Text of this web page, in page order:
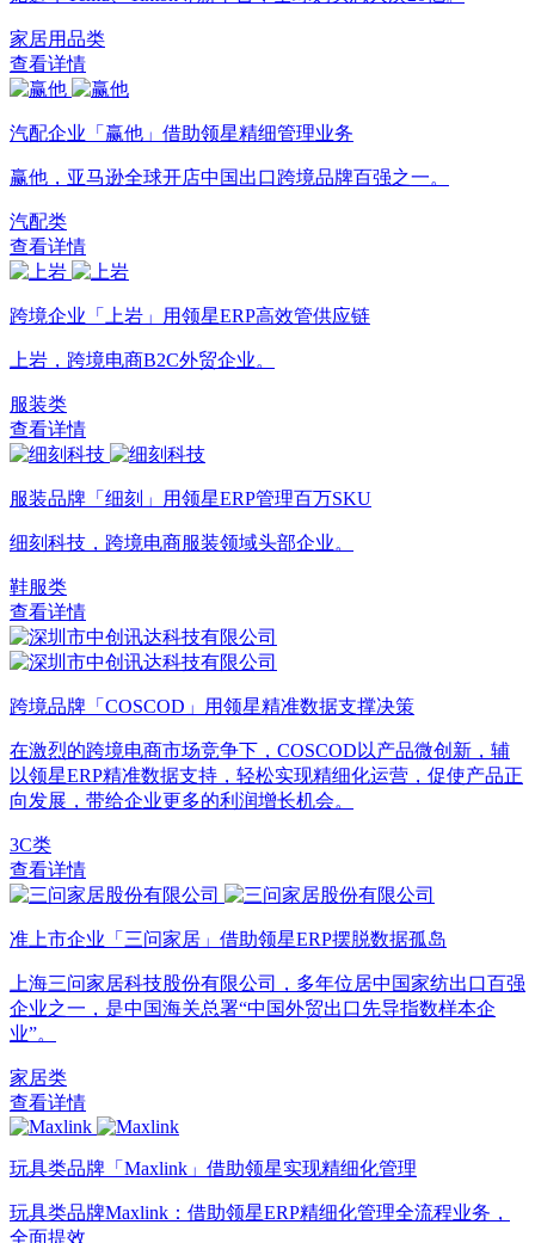
家居用品类
查看详情
汽配企业「赢他」借助领星精细管理业务
赢他，亚马逊全球开店中国出口跨境品牌百强之一。
汽配类
查看详情
跨境企业「上岩」用领星ERP高效管供应链
上岩，跨境电商B2C外贸企业。
服装类
查看详情
服装品牌「细刻」用领星ERP管理百万SKU
细刻科技，跨境电商服装领域头部企业。
鞋服类
查看详情
跨境品牌「COSCOD」用领星精准数据支撑决策
在激烈的跨境电商市场竞争下，COSCOD以产品微创新，辅
以领星ERP精准数据支持，轻松实现精细化运营，促使产品正
向发展，带给企业更多的利润增长机会。
3C类
查看详情
准上市企业「三问家居」借助领星ERP摆脱数据孤岛
上海三问家居科技股份有限公司，多年位居中国家纺出口百强
企业之一，是中国海关总署“中国外贸出口先导指数样本企
业”。
家居类
查看详情
玩具类品牌「Maxlink」借助领星实现精细化管理
玩具类品牌Maxlink：借助领星ERP精细化管理全流程业务，
全面提效